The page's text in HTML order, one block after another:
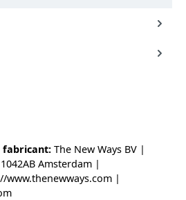
fabricant: The New Ways BV |
Amsterdam |
|